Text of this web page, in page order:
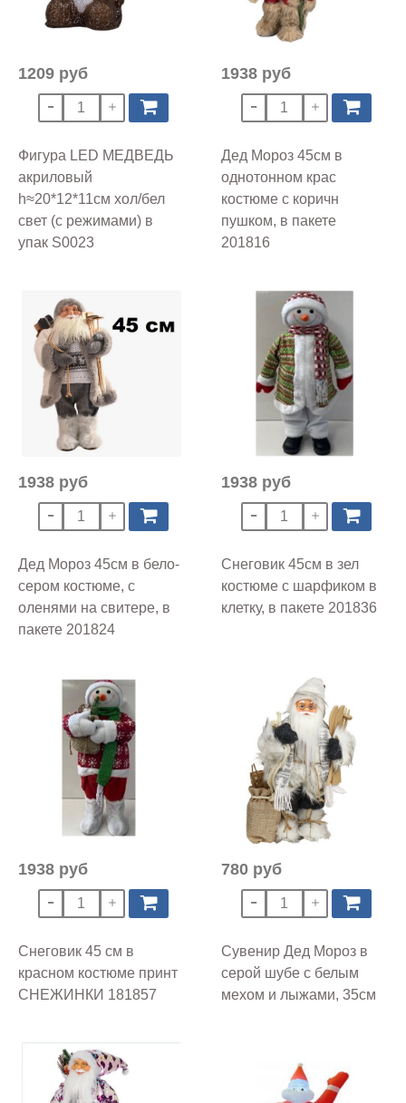
1209 руб
Фигура LED МЕДВЕДЬ
акриловый
h≈20*12*11см хол/бел
свет (с режимами) в
упак S0023
1938 руб
Дед Мороз 45см в
однотонном крас
костюме с коричн
пушком, в пакете
201816
1938 руб
Дед Мороз 45см в бело-
сером костюме, с
оленями на свитере, в
пакете 201824
1938 руб
Снеговик 45см в зел
костюме с шарфиком в
клетку, в пакете 201836
1938 руб
Снеговик 45 см в
красном костюме принт
СНЕЖИНКИ 181857
780 руб
Сувенир Дед Мороз в
серой шубе с белым
мехом и лыжами, 35см